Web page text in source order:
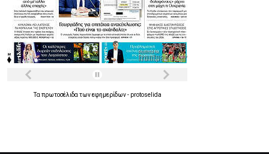
Τα πρωτοσέλιδα τωνεφημερίδων- protoselida